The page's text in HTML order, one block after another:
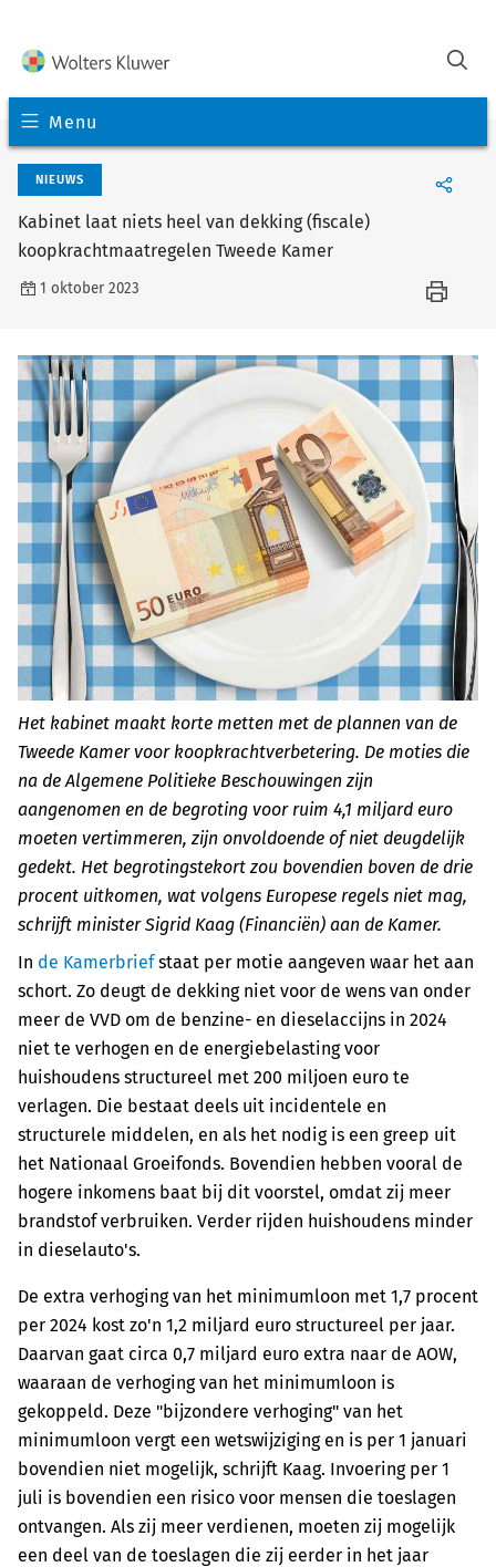
Menu
NIEUWS
Kabinet laat niets heel van dekking (fiscale)
koopkrachtmaatregelen Tweede Kamer
1 oktober 2023
Het kabinet maakt korte metten met de plannen van de
Tweede Kamer voor koopkrachtverbetering. De moties die
na de Algemene Politieke Beschouwingen zijn
aangenomen en de begroting voor ruim 4,1 miljard euro
moeten vertimmeren, zijn onvoldoende of niet deugdelijk
gedekt. Het begrotingstekort zou bovendien boven de drie
procent uitkomen, wat volgens Europese regels niet mag,
schrijft minister Sigrid Kaag (Financiën) aan de Kamer.
In de Kamerbriefstaat per motie aangeven waar het aan
schort. Zo deugt de dekking niet voor de wens van onder
meer de VVD om de benzine- en dieselaccijns in 2024
niet te verhogen en de energiebelasting voor
huishoudens structureel met 200 miljoen euro te
verlagen. Die bestaat deels uit incidentele en
structurele middelen, en als het nodig is een greep uit
het Nationaal Groeifonds. Bovendien hebben vooral de
hogere inkomens baat bij dit voorstel, omdat zij meer
brandstof verbruiken. Verder rijden huishoudens minder
in dieselauto's.
De extra verhoging van het minimumloon met 1,7 procent
per 2024 kost zo'n 1,2 miljard euro structureel per jaar.
Daarvan gaat circa 0,7 miljard euro extra naar de AOW,
waaraan de verhoging van het minimumloon is
gekoppeld. Deze "bijzondere verhoging" van het
minimumloon vergt een wetswijziging en is per 1 januari
bovendien niet mogelijk, schrijft Kaag. Invoering per 1
juli is bovendien een risico voor mensen die toeslagen
ontvangen. Als zij meer verdienen, moeten zij mogelijk
een deel van de toeslagen die zij eerder in het jaar